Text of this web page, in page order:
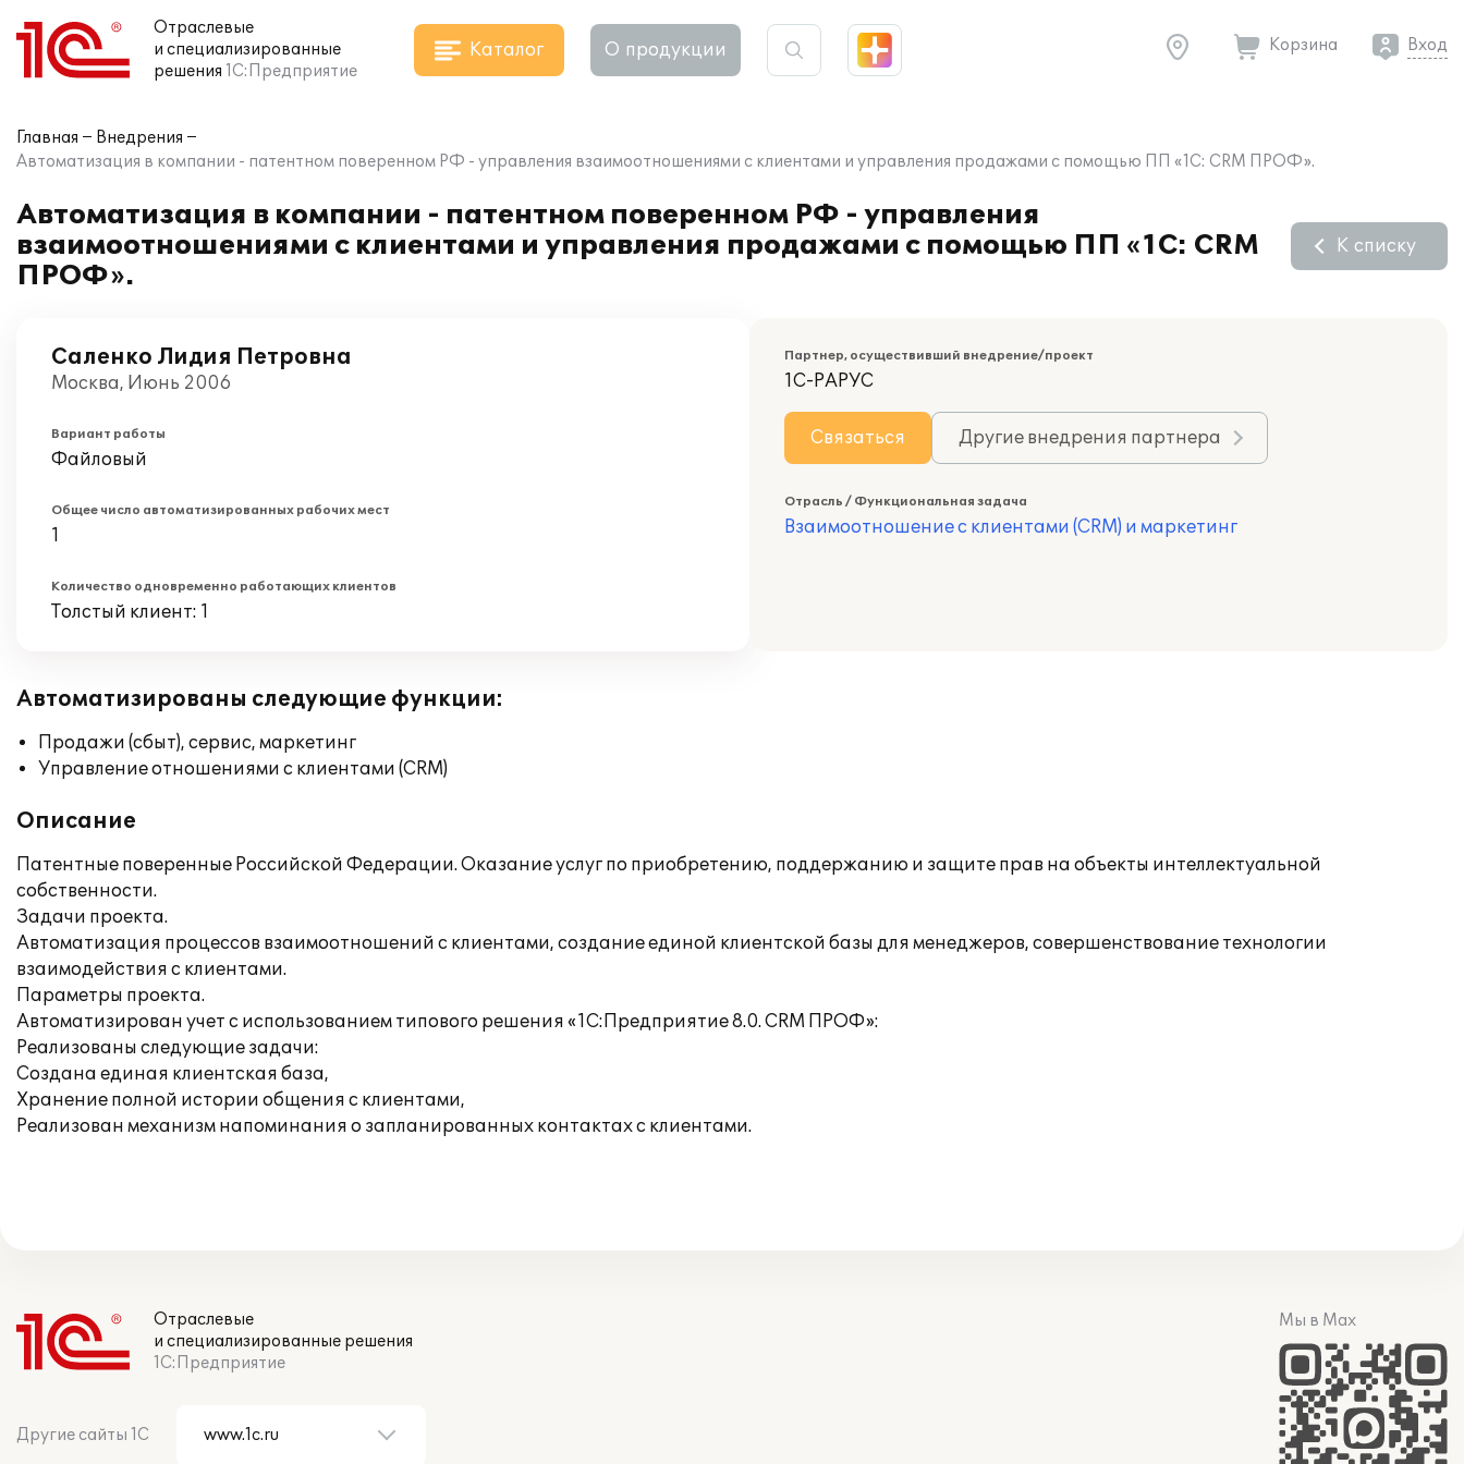
Отраслевые
и специализированные
решения 1С:Предприятие
Каталог О продукции Корзина Вход
Главная
Внедрения
Автоматизация в компании - патентном поверенном РФ - управления взаимоотношениями с клиентами и управления продажами с помощью ПП «1С: CRM ПРОФ».
Автоматизация в компании - патентном поверенном РФ - управления
взаимоотношениями с клиентами и управления продажами с помощью ПП «1С: CRM
ПРОФ».
К списку
Саленко Лидия Петровна
Москва, Июнь 2006
Вариант работы
Файловый
Общее число автоматизированных рабочих мест
1
Количество одновременно работающих клиентов
Толстый клиент: 1
Партнер, осуществивший внедрение/проект
1С-РАРУС
Связаться Другие внедрения партнера
Отрасль / Функциональная задача
Взаимоотношение с клиентами (CRM) и маркетинг
Автоматизированы следующие функции:
Продажи (сбыт), сервис, маркетинг
Управление отношениями с клиентами (CRM)
Описание
Патентные поверенные Российской Федерации. Оказание услуг по приобретению, поддержанию и защите прав на объекты интеллектуальной
собственности.
Задачи проекта.
Автоматизация процессов взаимоотношений с клиентами, создание единой клиентской базы для менеджеров, совершенствование технологии
взаимодействия с клиентами.
Параметры проекта.
Автоматизирован учет с использованием типового решения «1С:Предприятие 8.0. CRM ПРОФ»:
Реализованы следующие задачи:
Создана единая клиентская база,
Хранение полной истории общения с клиентами,
Реализован механизм напоминания о запланированных контактах с клиентами.
Отраслевые
и специализированные решения
1С:Предприятие
Другие сайты 1С
Мы в Max